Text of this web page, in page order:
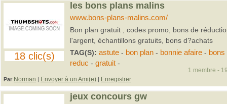
18 clic(s)
les bons plans malins
www.bons-plans-malins.com/
Bon plan gratuit , codes promo, bons de
l'argent, échantillons gratuits, bons d?achats
TAG(S): astute- bon plan- bonnie afaire- bons
reduc - gratuit-
Par Norman | Envoyer à un Ami(e) | Enregistrer
1 membre -
jeux concours gw